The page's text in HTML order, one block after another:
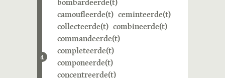
4
camoufleerde(t) ceminteerde(t)
collecteerde(t) combineerde(t)
commandeerde(t)
completeerde(t)
componeerde(t)
concentreerde(t)